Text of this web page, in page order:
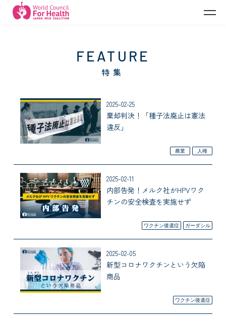
特集
2025-02-25
棄却判決！「種子法廃止は憲法
違反」
農業 人権
2025-02-11
内部告発！メルク社がHPVワク
チンの安全検査を実施せず
ワクチン後遺症 ガーダシル
2025-02-05
新型コロナワクチンという欠陥
商品
ワクチン後遺症